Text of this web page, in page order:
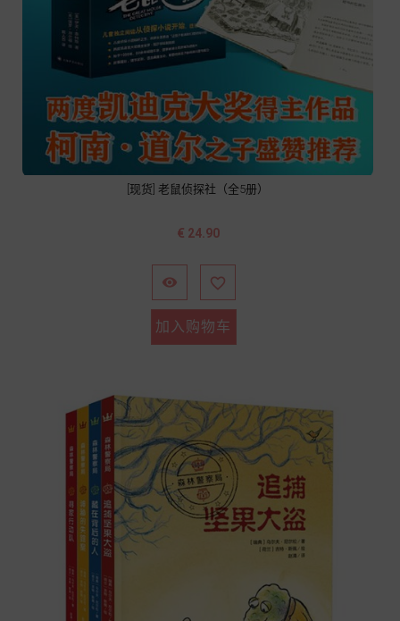
[现货] 老鼠侦探社（全5册）
价
€ 24.90
 
加入购物车